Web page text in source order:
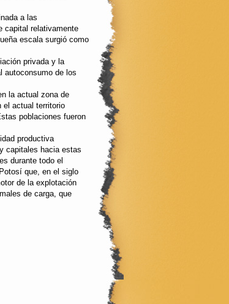
a las
capital relativamente
escala surgió como
privada y la
autoconsumo de los
la actual zona de
el actual territorio
poblaciones fueron
productiva
capitales hacia estas
durante todo el
que, en el siglo
de la explotación
de carga, que